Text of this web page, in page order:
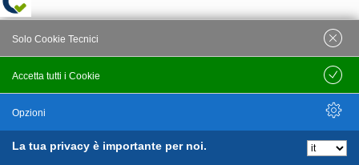
La tua privacy è importante per noi.
Accetta tutti i Cookie
Solo Cookie Tecnici
Salva
Opzioni
Nascondi Opzioni